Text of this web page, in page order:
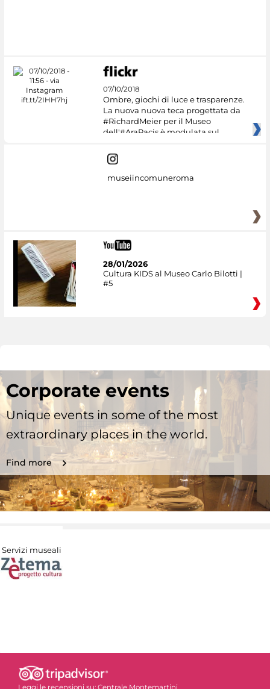
07/10/2018
Ombre, giochi di luce e trasparenze.
La nuova nuova teca progettata da
#RichardMeier per il Museo
dell'#AraPacis è modulata sul
museiincomuneroma
28/01/2026
Cultura KIDS al Museo Carlo Bilotti |
#5
Corporate events
Unique events in some of the most
extraordinary places in the world.
Find more
Servizi museali
Leggi le recensioni su: Centrale Montemartini